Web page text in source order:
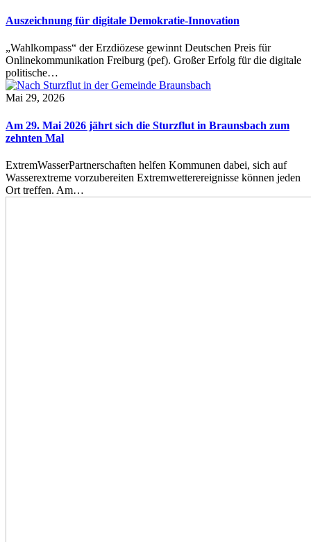
Auszeichnung für digitale Demokratie-Innovation
„Wahlkompass“ der Erzdiözese gewinnt Deutschen Preis für
Onlinekommunikation Freiburg (pef). Großer Erfolg für die digitale
politische…
Mai 29, 2026
Am 29. Mai 2026 jährt sich die Sturzflut in Braunsbach zum
zehnten Mal
ExtremWasserPartnerschaften helfen Kommunen dabei, sich auf
Wasserextreme vorzubereiten Extremwetterereignisse können jeden
Ort treffen. Am…